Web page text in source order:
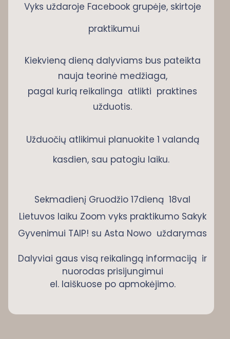
Vyks uždaroje Facebook grupėje, skirtoje
praktikumui
Kiekvieną dieną dalyviams bus pateikta
nauja teorinė medžiaga,
pagal kurią reikalinga atlikti praktines
užduotis.
Užduočių atlikimui planuokite 1 valandą
kasdien, sau patogiu laiku.
Sekmadienį Gruodžio 17dieną 18val
Lietuvos laiku Zoom vyks praktikumo Sakyk
Gyvenimui TAIP! su Asta Nowo uždarymas
Dalyviai gaus visą reikalingą informaciją ir
nuorodas prisijungimui
el. laiškuose po apmokėjimo.